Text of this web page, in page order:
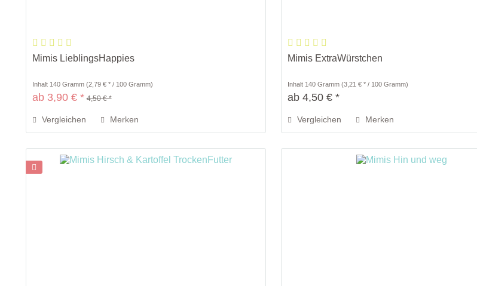
Mimis LieblingsHappies
Inhalt 140 Gramm (2,79 € * / 100 Gramm)
ab 3,90 € * 4,50 € *
Vergleichen Merken
Mimis ExtraWürstchen
Inhalt 140 Gramm(3,21 € * / 100 Gramm)
ab 4,50 € *
Vergleichen Merken